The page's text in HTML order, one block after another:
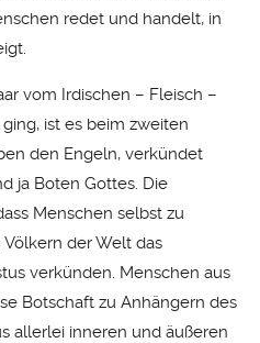
redet und handelt, in
vom Irdischen – Fleisch –
ist es beim zweiten
den Engeln, verkündet
ja Boten Gottes. Die
Menschen selbst zu
der Welt das
verkünden. Menschen aus
Botschaft zu Anhängern des
allerlei inneren und äußeren